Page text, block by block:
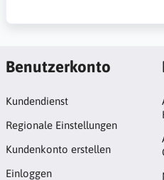
Benutzerkonto
Kundendienst
Regionale Einstellungen
Kundenkonto erstellen
Einloggen